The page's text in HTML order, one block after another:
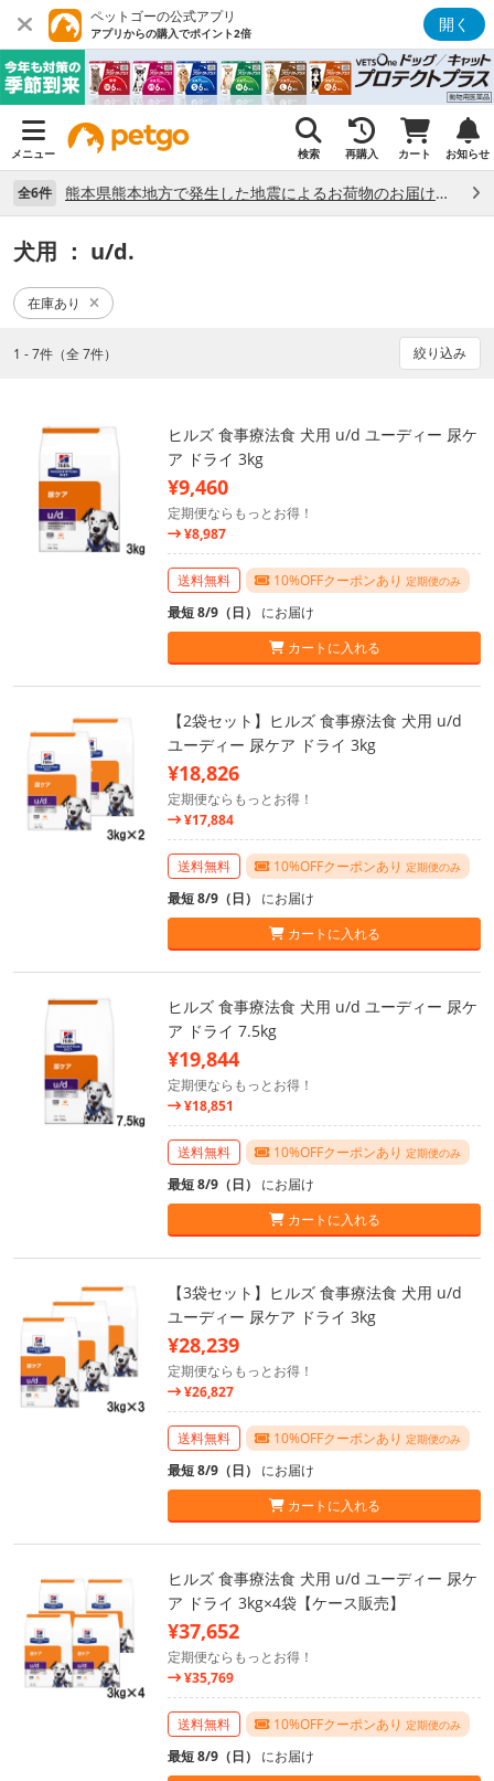
ペットゴーの公式アプリ
アプリからの購入でポイント2倍 開く
メニュー 検索 再購入 カート お知らせ
全6件 熊本県熊本地方で発生した地震によるお荷物のお届け状況について （7/28）
犬用 ： u/d.
在庫あり
1 - 7件（全 7件） 絞り込み
ヒルズ 食事療法食 犬用 u/d ユーディー 尿ケ
ア ドライ 3kg
¥9,460
定期便ならもっとお得！
¥8,987
送料無料 10%OFFクーポンあり 定期便のみ
最短 8/9（日） にお届け
カートに入れる
【2袋セット】ヒルズ 食事療法食 犬用 u/d
ユーディー 尿ケア ドライ 3kg
¥18,826
定期便ならもっとお得！
¥17,884
送料無料 10%OFFクーポンあり 定期便のみ
最短 8/9（日） にお届け
カートに入れる
ヒルズ 食事療法食 犬用 u/d ユーディー 尿ケ
ア ドライ 7.5kg
¥19,844
定期便ならもっとお得！
¥18,851
送料無料 10%OFFクーポンあり 定期便のみ
最短 8/9（日） にお届け
カートに入れる
【3袋セット】ヒルズ 食事療法食 犬用 u/d
ユーディー 尿ケア ドライ 3kg
¥28,239
定期便ならもっとお得！
¥26,827
送料無料 10%OFFクーポンあり 定期便のみ
最短 8/9（日） にお届け
カートに入れる
ヒルズ 食事療法食 犬用 u/d ユーディー 尿ケ
ア ドライ 3kg×4袋【ケース販売】
¥37,652
定期便ならもっとお得！
¥35,769
送料無料 10%OFFクーポンあり 定期便のみ
最短 8/9（日） にお届け